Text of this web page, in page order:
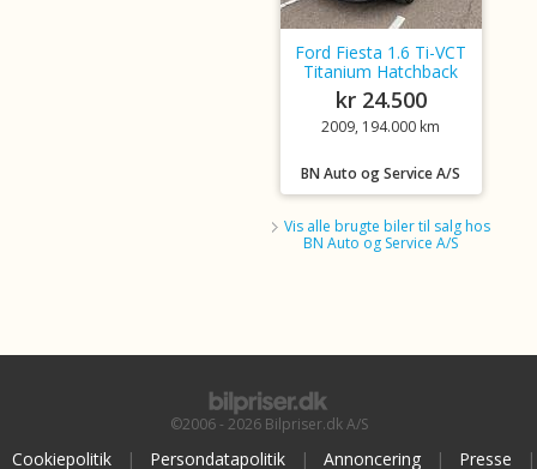
Ford Fiesta 1.6 Ti-VCT
Titanium Hatchback
kr 24.500
2009, 194.000 km
BN Auto og Service A/S
Vis alle brugte biler til salg hos
BN Auto og Service A/S
©2006 - 2026 Bilpriser.dk A/S
Cookiepolitik | Persondatapolitik | Annoncering | Presse |